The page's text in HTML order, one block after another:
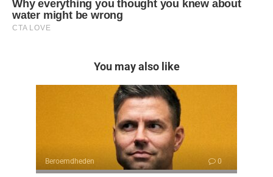
You may also like
Beroemdheden 0